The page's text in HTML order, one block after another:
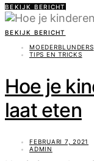
BEKIJK BERICHT
BEKIJK BERICHT
MOEDERBLUNDERS
TIPS EN TRICKS
Hoe je
laat eten
FEBRUARI 7, 2021
ADMIN